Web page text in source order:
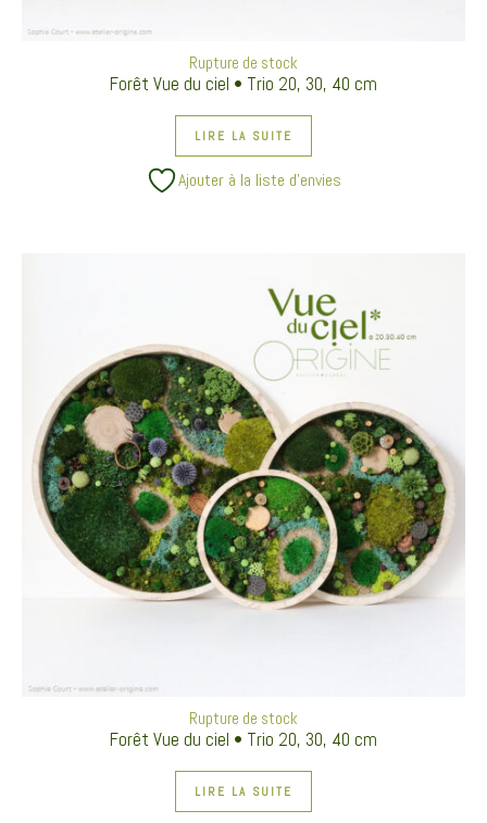
Rupture de stock
Forêt Vue du ciel • Trio 20, 30, 40 cm
LIRE LA SUITE
Ajouter à la liste d’envies
Rupture de stock
Forêt Vue du ciel • Trio 20, 30, 40 cm
LIRE LA SUITE